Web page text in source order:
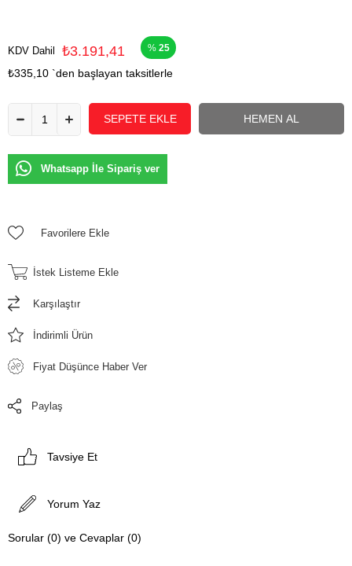
KDV Dahil ₺3.191,41 25
₺335,10 `den başlayan taksitlerle
Whatsapp İle Sipariş ver
Favorilere Ekle
İstek Listeme Ekle
Karşılaştır
İndirimli Ürün
Fiyat Düşünce Haber Ver
Paylaş
Tavsiye Et
Yorum Yaz
Sorular (0) ve Cevaplar (0)